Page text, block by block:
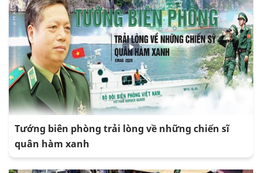
Tướng biên phòng trải lòng về những chiến sĩ
quân hàm xanh